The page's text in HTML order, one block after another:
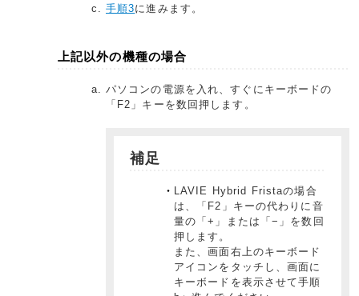
手順3に進みます。
上記以外の機種の場合
パソコンの電源を入れ、すぐにキーボードの
「F2」キーを数回押します。
補足
LAVIE Hybrid Fristaの場合
は、「F2」キーの代わりに音
量の「+」または「−」を数回
押します。
また、画面右上のキーボード
アイコンをタッチし、画面に
キーボードを表示させて手順